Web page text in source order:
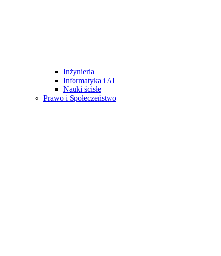
Inżynieria
Informatyka i AI
Nauki ścisłe
Prawo i Społeczeństwo